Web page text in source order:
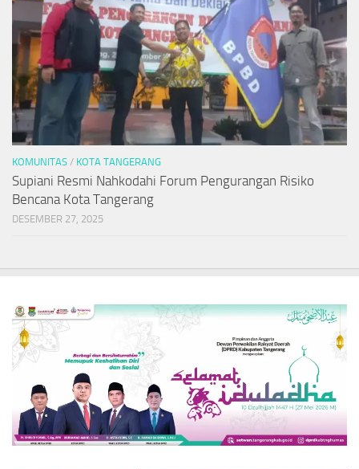
KOMUNITAS / KOTA TANGERANG
Supiani Resmi Nahkodahi Forum Pengurangan Risiko
Bencana Kota Tangerang
DESEMBER 27, 2025